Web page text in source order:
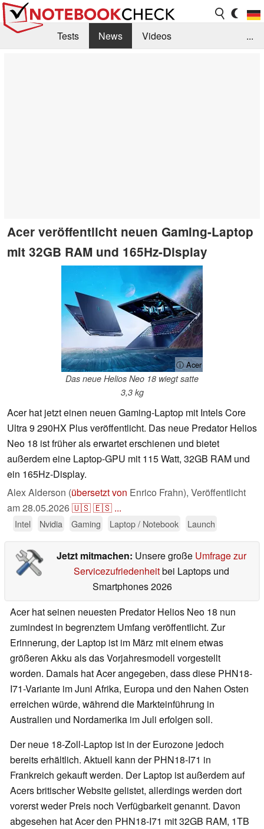
Tests News
Videos
...
Acer veröffentlicht neuen Gaming-Laptop
mit 32GB RAM und 165Hz-Display
ⓘ Acer
Das neue Helios Neo 18 wiegt satte
3,3 kg
Acer hat jetzt einen neuen Gaming-Laptop mit Intels Core
Ultra 9 290HX Plus veröffentlicht. Das neue Predator Helios
Neo 18 ist früher als erwartet erschienen und bietet
außerdem eine Laptop-GPU mit 115 Watt, 32GB RAM und
ein 165Hz-Display.
Alex Alderson (übersetzt von Enrico Frahn), Veröffentlicht
am28.05.2026🇺🇸🇪🇸 ...
Intel Nvidia Gaming Laptop / Notebook Launch
Jetzt mitmachen: Unsere große Umfrage zur
Servicezufriedenheitbei Laptops und
Smartphones 2026
Acer hat seinen neuesten Predator Helios Neo 18 nun
zumindest in begrenztem Umfang veröffentlicht. Zur
Erinnerung, der Laptop ist im März mit einem etwas
größeren Akku als das Vorjahresmodell vorgestellt
worden. Damals hat Acer angegeben, dass diese PHN18-
I71-Variante im Juni Afrika, Europa und den Nahen Osten
erreichen würde, während die Markteinführung in
Australien und Nordamerika im Juli erfolgen soll.
Der neue 18-Zoll-Laptop ist in der Eurozone jedoch
bereits erhältlich. Aktuell kann der PHN18-I71 in
Frankreich gekauft werden. Der Laptop ist außerdem auf
Acers britischer Website gelistet, allerdings werden dort
vorerst weder Preis noch Verfügbarkeit genannt. Davon
abgesehen hat Acer den PHN18-I71 mit 32GB RAM, 1TB